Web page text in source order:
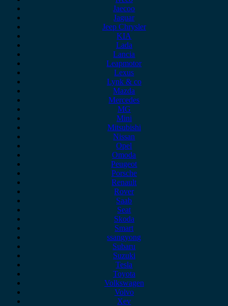
Jaecoo
Jaguar
Jeep Chrysler
KIA
Lada
Lancia
Leapmotor
Lexus
Lynk & co
Mazda
Mercedes
MG
Mini
Mitsubishi
Nissan
Opel
Omoda
Peugeot
Porsche
Renault
Rover
Saab
Seat
Skoda
Smart
ssangyong
Subaru
Suzuki
Tesla
Toyota
Volkswagen
Volvo
Xev